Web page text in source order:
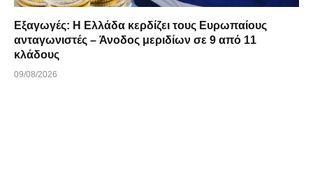
Εξαγωγές: Η Ελλάδα κερδίζει τους Ευρωπαίους
ανταγωνιστές – Άνοδος μεριδίων σε 9 από 11
κλάδους
09/08/2026